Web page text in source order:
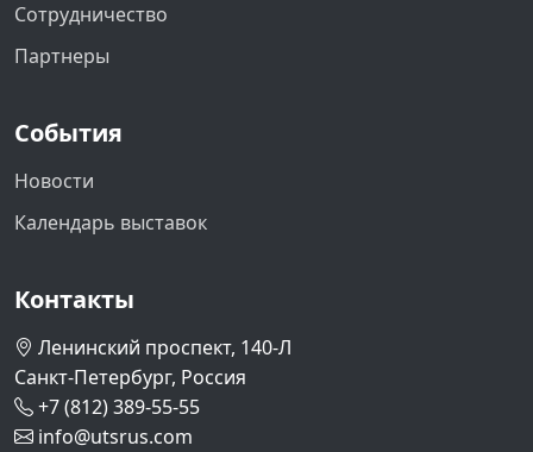
Сотрудничество
Партнеры
События
Новости
Календарь выставок
Контакты
Ленинский проспект, 140-Л
Санкт-Петербург, Россия
+7 (812) 389-55-55
info@utsrus.com